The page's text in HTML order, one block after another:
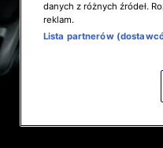
danych z różnych źródeł.
reklam.
Lista partnerów